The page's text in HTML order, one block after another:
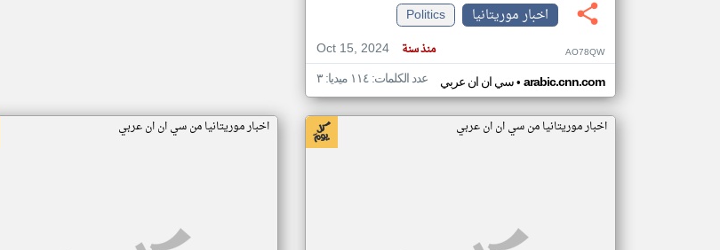
اخبار موريتانيا
Politics
Oct 15, 2024
منذ سنة AO78QW
سي ان ان عربي• arabic.cnn.com عدد الكلمات: ١١٤ ميديا: ٣
اخبار موريتانيا من سي ان ان عربي اخبار موريتانيا من سي ان ان عربي